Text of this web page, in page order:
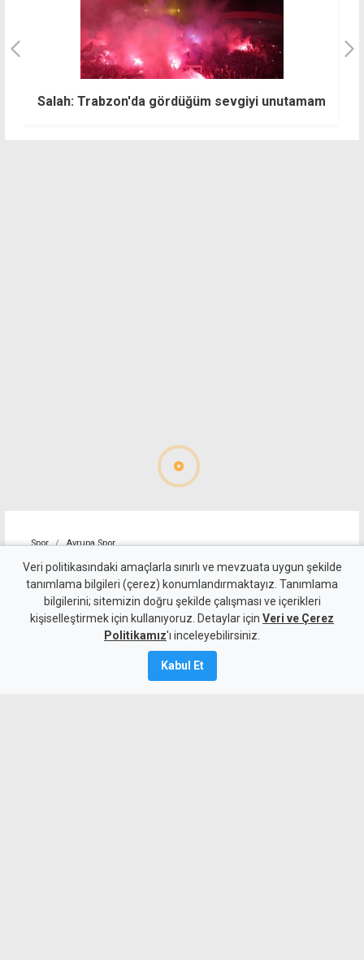
Salah: Trabzon'da gördüğüm sevgiyi unutamam
Spor Avrupa Spor
Fulham iki Real oyuncusunu
birden transfer etti
Veri politikasındaki amaçlarla sınırlı ve mevzuata uygun şekilde
tanımlama bilgileri (çerez) konumlandırmaktayız. Tanımlama
bilgilerini; sitemizin doğru şekilde çalışması ve içerikleri
kişiselleştirmek için kullanıyoruz. Detaylar için Veri ve Çerez
Politikamız'ı inceleyebilirsiniz.
Kabul Et